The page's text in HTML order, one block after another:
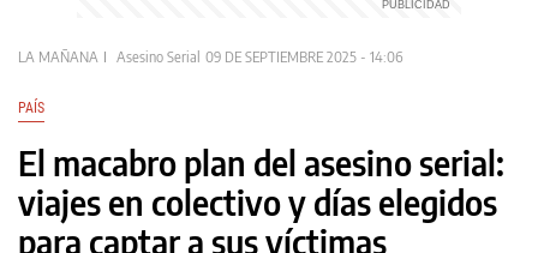
LA MAÑANA Asesino Serial 09 DE SEPTIEMBRE 2025 - 14:06
PAÍS
El macabro plan del asesino serial:
viajes en colectivo y días elegidos
para captar a sus víctimas